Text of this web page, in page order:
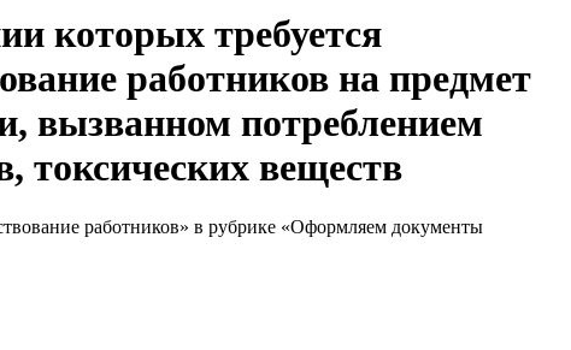
которых требуется
работников на предмет
вызванном потреблением
токсических веществ
работников» в рубрике «Оформляем документы